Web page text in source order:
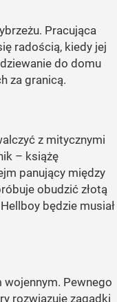
Pracująca
radością, kiedy jej
do domu
za granicą.
z mitycznymi
– książę
panujący między
obudzić złotą
będzie musiał
wojennym. Pewnego
rozwiązuje zagadki